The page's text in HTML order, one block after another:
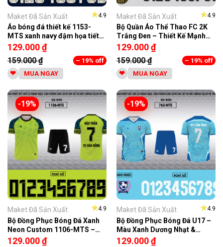
★4.9
Maket Đã Sản Xuất
Áo bóng đá thiết kế 1153-
MTS xanh navy đậm họa tiết
vân sét
129.000₫
159.000₫
– 19% off
MUA NGAY
★4.9
Maket Đã Sản Xuất
Bộ Quần Áo Thể Thao FC 2K
Trắng Đen – Thiết Kế Mạnh
Mẽ, Form Chuẩn
129.000₫
159.000₫
– 19% off
MUA NGAY
-19%
★4.9
Maket Đã Sản Xuất
Bộ Đồng Phục Bóng Đá Xanh
Neon Custom 1106-MTS –
Năng Động & Cá Tính
129.000₫
-19%
★4.9
Maket Đã Sản Xuất
Bộ Đồng Phục Bóng Đá U17 –
Màu Xanh Dương Nhạt &
Cobalt Năng Động
129.000₫